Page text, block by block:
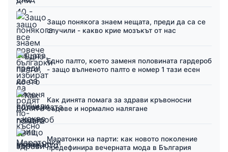
Защо понякога знаем нещата, преди да са се
случили - какво крие мозъкът от нас
Едно палто, което заменя половината гардероб
- защо вълненото палто е номер 1 тази есен
Как динята помага за здрави кръвоносни
съдове и нормално налягане
Маратонки на парти: как новото поколение
предефинира вечерната мода в България